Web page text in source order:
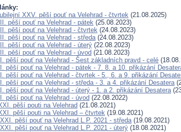
XXV. pěší pouť na Velehrad - čtvrtek (21.08.2025)
pěší pouť na Velehrad - pátek (25.08.2023)
pěší pouť na Velehrad - čtvrtek (24.08.2023)
pěší pouť na Velehrad - středa (24.08.2023)
pěší pouť na Velehrad - úterý (22.08.2023)
pěší pouť na Velehrad - úvod (21.08.2023)
pěší pouť na Velehrad - Šest základních pravd - celé
pěší pouť na Velehrad - pátek - 7. 8. a 10. přikázání
pěší pouť na Velehrad - čtvrtek - 5., 6. a 9. přikázání
pěší pouť na Velehrad - středa - 3. a 4. přikázání Desatera
pěší pouť na Velehrad - úterý - 1. a 2. přikázání Desatera
pěší pouť na Velehrad - úvod (22.08.2022)
pěší pouti na Velehrad (21.08.2021)
pěší pouti na Velehrad – čtvrtek (19.08.2021)
pěší pouť na Velehrad L.P. 2021 - středa (19.08.2021)
pěší pouť na Velehrad L.P. 2021 - úterý (18.08.2021)